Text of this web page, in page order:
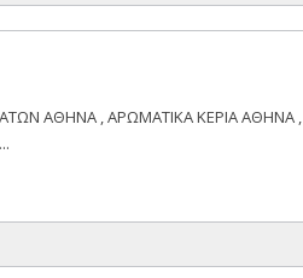
ΑΘΗΝΑ , ΑΡΩΜΑΤΙΚΑ ΚΕΡΙΑ ΑΘΗΝΑ ,